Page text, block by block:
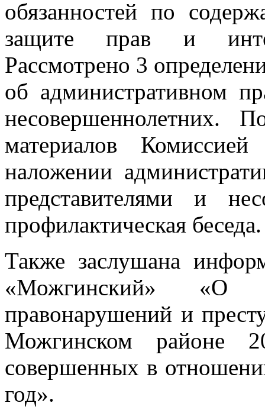
обязанностей по
защите прав и
Рассмотрено 3
об административном
несовершеннолетних.
материалов
наложении
представителями и
профилактическая беседа.
Также заслушана
«Можгинский» «О
правонарушений и
Можгинском районе
совершенных в
год».